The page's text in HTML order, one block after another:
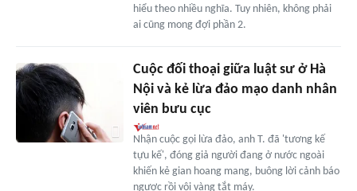
hiểu theo nhiều nghĩa. Tuy nhiên, không phải
ai cũng mong đợi phần 2.
Cuộc đối thoại giữa luật sư ở Hà
Nội và kẻ lừa đảo mạo danh nhân
viên bưu cục
Nhận cuộc gọi lừa đảo, anh T. đã 'tương kế
tựu kế', đóng giả người đang ở nước ngoài
khiến kẻ gian hoang mang, buông lời cảnh báo
ngược rồi vội vàng tắt máy.